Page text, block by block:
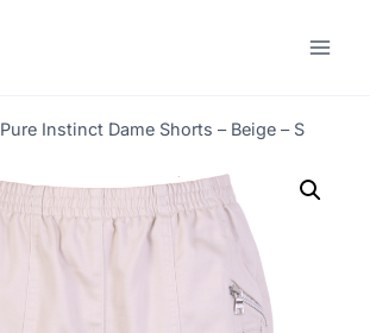
Pure Instinct Dame Shorts – Beige – S